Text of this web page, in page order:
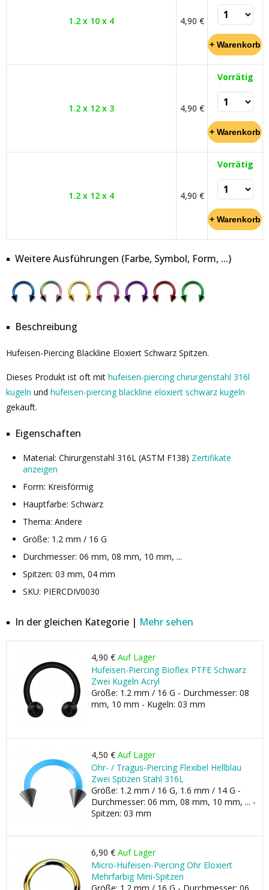
1.2 x 10 x 4 4,90 €
1.2 x 12 x 3 4,90 €
Vorrätig
1.2 x 12 x 4 4,90 €
Vorrätig
Weitere Ausführungen (Farbe, Symbol, Form, ...)
Beschreibung
Hufeisen-Piercing Blackline Eloxiert Schwarz Spitzen.
Dieses Produkt ist oft mit hufeisen-piercing chirurgenstahl 316l
kugeln und hufeisen-piercing blackline eloxiert schwarz kugeln
gekauft.
Eigenschaften
Material: Chirurgenstahl 316L (ASTM F138) Zertifikate
anzeigen
Form: Kreisförmig
Hauptfarbe: Schwarz
Thema: Andere
Größe: 1.2 mm / 16 G
Durchmesser: 06 mm, 08 mm, 10 mm, ...
Spitzen: 03 mm, 04 mm
SKU: PIERCDIV0030
In der gleichen Kategorie | Mehr sehen
4,90 € Auf Lager
Hufeisen-Piercing Bioflex PTFE Schwarz
Zwei Kugeln Acryl
Größe: 1.2 mm / 16 G - Durchmesser: 08
mm, 10 mm - Kugeln: 03 mm
4,50 € Auf Lager
Ohr- / Tragus-Piercing Flexibel Hellblau
Zwei Sptizen Stahl 316L
Größe: 1.2 mm / 16 G, 1.6 mm / 14 G -
Durchmesser: 06 mm, 08 mm, 10 mm, ... -
Spitzen: 03 mm
6,90 € Auf Lager
Micro-Hufeisen-Piercing Ohr Eloxiert
Mehrfarbig Mini-Spitzen